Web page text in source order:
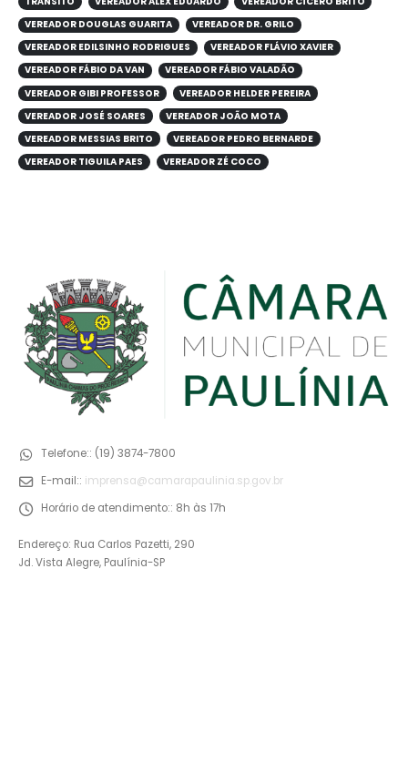
VEREADOR DOUGLAS GUARITA
VEREADOR DR. GRILO
VEREADOR EDILSINHO RODRIGUES
VEREADOR FLÁVIO XAVIER
VEREADOR FÁBIO DA VAN
VEREADOR FÁBIO VALADÃO
VEREADOR GIBI PROFESSOR
VEREADOR HELDER PEREIRA
VEREADOR JOSÉ SOARES
VEREADOR JOÃO MOTA
VEREADOR MESSIAS BRITO
VEREADOR PEDRO BERNARDE
VEREADOR TIGUILA PAES
VEREADOR ZÉ COCO
Telefone:: (19) 3874-7800
E-mail:: imprensa@camarapaulinia.sp.gov.br
Horário de atendimento:: 8h às 17h
Endereço: Rua Carlos Pazetti, 290
Jd. Vista Alegre, Paulínia-SP